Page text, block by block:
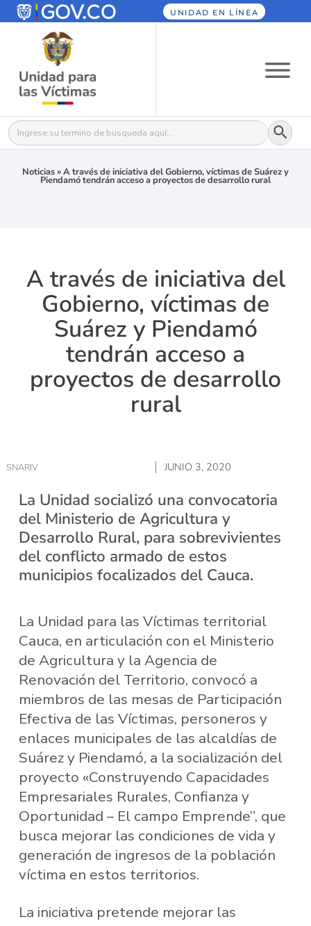
UNIDAD EN LÍNEA
Buscar: Botón
Noticias»A través de iniciativa del Gobierno, víctimas de Suárez y
Piendamó tendrán acceso a proyectos de desarrollo rural
A través de iniciativa del
Gobierno, víctimas de
Suárez y Piendamó
tendrán acceso a
proyectos de desarrollo
rural
SNARIV JUNIO 3, 2020
La Unidad socializó una convocatoria
del Ministerio de Agricultura y
Desarrollo Rural, para sobrevivientes
del conflicto armado de estos
municipios focalizados del Cauca.
La Unidad para las Víctimas territorial
Cauca, en articulación con el Ministerio
de Agricultura y la Agencia de
Renovación del Territorio, convocó a
miembros de las mesas de Participación
Efectiva de las Víctimas, personeros y
enlaces municipales de las alcaldías de
Suárez y Piendamó, a la socialización del
proyecto «Construyendo Capacidades
Empresariales Rurales, Confianza y
Oportunidad – El campo Emprende”, que
busca mejorar las condiciones de vida y
generación de ingresos de la población
víctima en estos territorios.
La iniciativa pretende mejorar las